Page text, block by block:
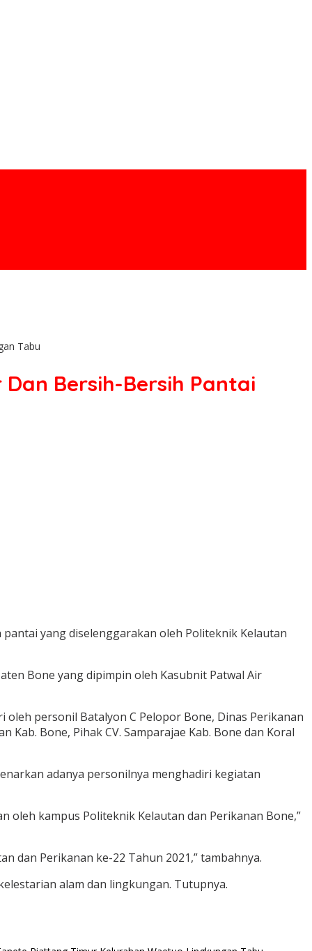
Tabu
Bersih-Bersih Pantai
yang diselenggarakan oleh Politeknik Kelautan
Bone yang dipimpin oleh Kasubnit Patwal Air
personil Batalyon C Pelopor Bone, Dinas Perikanan
Kab. Bone, Pihak CV. Samparajae Kab. Bone dan Koral
adanya personilnya menghadiri kegiatan
oleh kampus Politeknik Kelautan dan Perikanan Bone,”
dan Perikanan ke-22 Tahun 2021,” tambahnya.
alam dan lingkungan. Tutupnya.